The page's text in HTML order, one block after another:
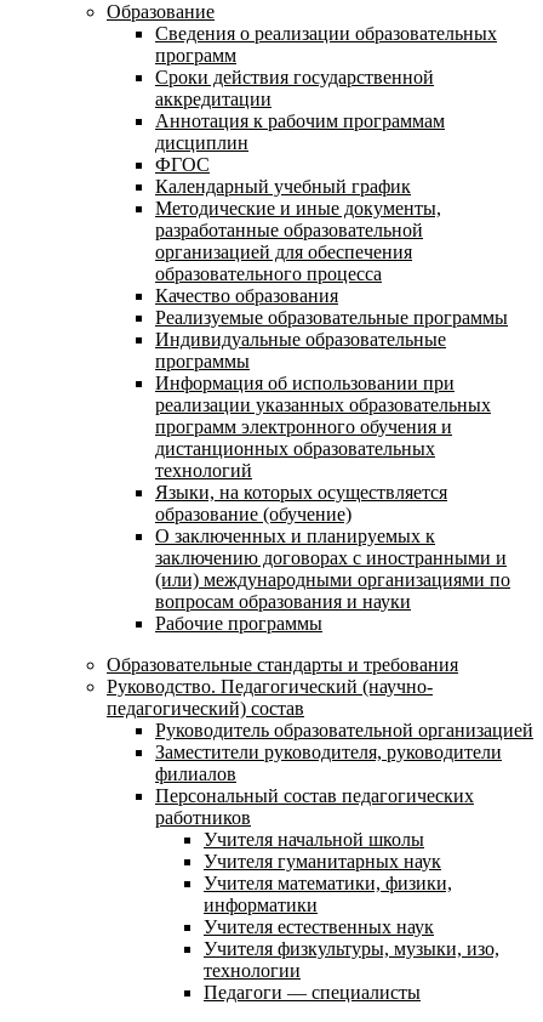
Образование
Сведения о реализации образовательных
программ
Сроки действия государственной
аккредитации
Аннотация к рабочим программам
дисциплин
ФГОС
Календарный учебный график
Методические и иные документы,
разработанные образовательной
организацией для обеспечения
образовательного процесса
Качество образования
Реализуемые образовательные программы
Индивидуальные образовательные
программы
Информация об использовании при
реализации указанных образовательных
программ электронного обучения и
дистанционных образовательных
технологий
Языки, на которых осуществляется
образование (обучение)
О заключенных и планируемых к
заключению договорах с иностранными и
(или) международными организациями по
вопросам образования и науки
Рабочие программы
Образовательные стандарты и требования
Руководство. Педагогический (научно-
педагогический) состав
Руководитель образовательной организацией
Заместители руководителя, руководители
филиалов
Персональный состав педагогических
работников
Учителя начальной школы
Учителя гуманитарных наук
Учителя математики, физики,
информатики
Учителя естественных наук
Учителя физкультуры, музыки, изо,
технологии
Педагоги — специалисты